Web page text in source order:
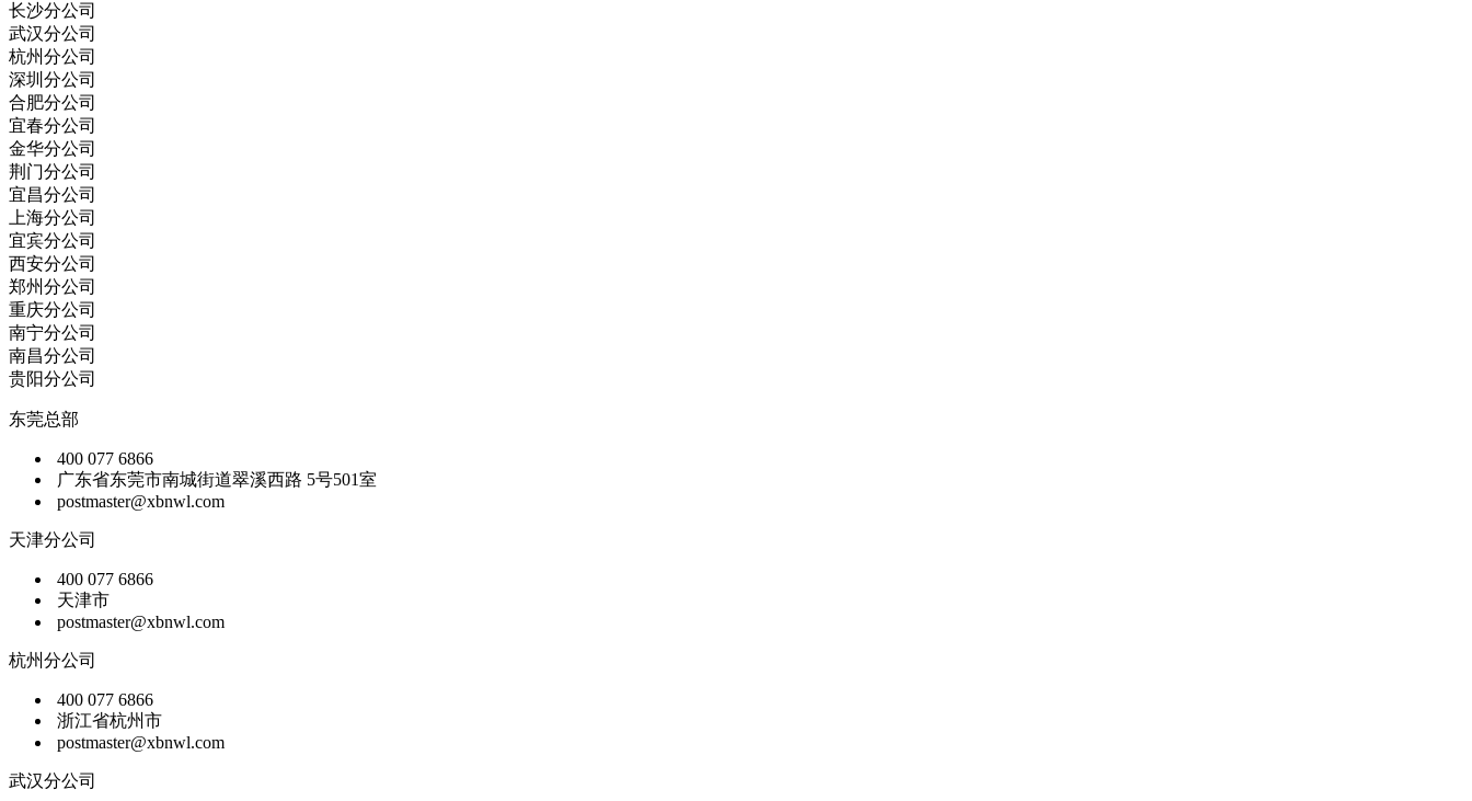
长沙分公司
武汉分公司
杭州分公司
深圳分公司
合肥分公司
宜春分公司
金华分公司
荆门分公司
宜昌分公司
上海分公司
宜宾分公司
西安分公司
郑州分公司
重庆分公司
南宁分公司
南昌分公司
贵阳分公司
东莞总部
400 077 6866
广东省东莞市南城街道翠溪西路 5号501室
postmaster@xbnwl.com
天津分公司
400 077 6866
天津市
postmaster@xbnwl.com
杭州分公司
400 077 6866
浙江省杭州市
postmaster@xbnwl.com
武汉分公司